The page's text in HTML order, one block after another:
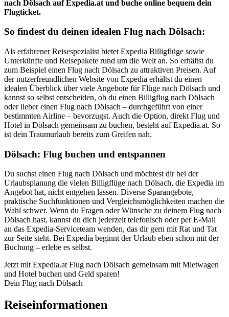
nach Dölsach auf Expedia.at und buche online bequem dein
Flugticket.
So findest du deinen idealen Flug nach Dölsach:
Als erfahrener Reisespezialist bietet Expedia Billigflüge sowie
Unterkünfte und Reisepakete rund um die Welt an. So erhältst du
zum Beispiel einen Flug nach Dölsach zu attraktiven Preisen. Auf
der nutzerfreundlichen Website von Expedia erhältst du einen
idealen Überblick über viele Angebote für Flüge nach Dölsach und
kannst so selbst entscheiden, ob du einen Billigflug nach Dölsach
oder lieber einen Flug nach Dölsach – durchgeführt von einer
bestimmten Airline – bevorzugst. Auch die Option, direkt Flug und
Hotel in Dölsach gemeinsam zu buchen, besteht auf Expedia.at. So
ist dein Traumurlaub bereits zum Greifen nah.
Dölsach: Flug buchen und entspannen
Du suchst einen Flug nach Dölsach und möchtest dir bei der
Urlaubsplanung die vielen Billigflüge nach Dölsach, die Expedia im
Angebot hat, nicht entgehen lassen. Diverse Sparangebote,
praktische Suchfunktionen und Vergleichsmöglichkeiten machen die
Wahl schwer. Wenn du Fragen oder Wünsche zu deinem Flug nach
Dölsach hast, kannst du dich jederzeit telefonisch oder per E-Mail
an das Expedia-Serviceteam wenden, das dir gern mit Rat und Tat
zur Seite steht. Bei Expedia beginnt der Urlaub eben schon mit der
Buchung – erlebe es selbst.
Jetzt mit Expedia.at Flug nach Dölsach gemeinsam mit Mietwagen
und Hotel buchen und Geld sparen!
Dein Flug nach Dölsach
Reiseinformationen